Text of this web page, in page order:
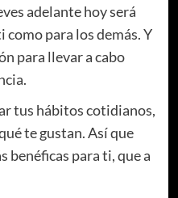
adelante hoy será
para los demás. Y
para llevar a cabo
tus hábitos cotidianos,
te gustan. Así que
benéficas para ti, que a